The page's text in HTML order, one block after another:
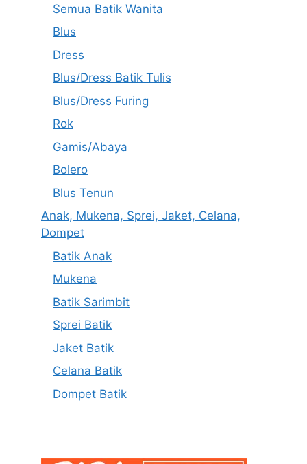
Semua Batik Wanita
Blus
Dress
Blus/Dress Batik Tulis
Blus/Dress Furing
Rok
Gamis/Abaya
Bolero
Blus Tenun
Anak, Mukena, Sprei, Jaket, Celana,
Dompet
Batik Anak
Mukena
Batik Sarimbit
Sprei Batik
Jaket Batik
Celana Batik
Dompet Batik